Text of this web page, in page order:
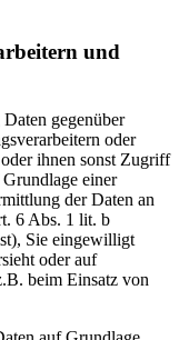
und
gegenüber
oder
ihnen sonst Zugriff
einer
der Daten an
6 Abs. 1 lit. b
Sie eingewilligt
oder auf
beim Einsatz von